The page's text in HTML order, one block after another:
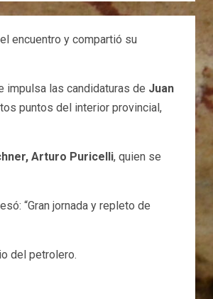
encuentro y compartió su
impulsa las candidaturas de Juan
puntos del interior provincial,
Arturo Puricelli, quien se
“Gran jornada y repleto de
del petrolero.